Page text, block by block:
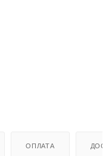
ОПЛАТА